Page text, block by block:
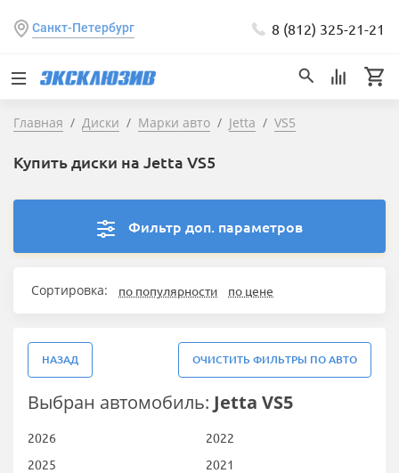
Санкт-Петербург 8 (812) 325-21-21
Главная Диски Марки авто Jetta VS5
Купить диски на Jetta VS5
Фильтр доп. параметров
Сортировка: по популярности по цене
НАЗАД ОЧИСТИТЬ ФИЛЬТРЫ ПО АВТО
Выбран автомобиль: Jetta VS5
2026
2025
2022
2021